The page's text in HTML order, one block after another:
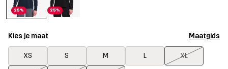
25% 25%
Kies je maat Maatgids
XS S M L XL